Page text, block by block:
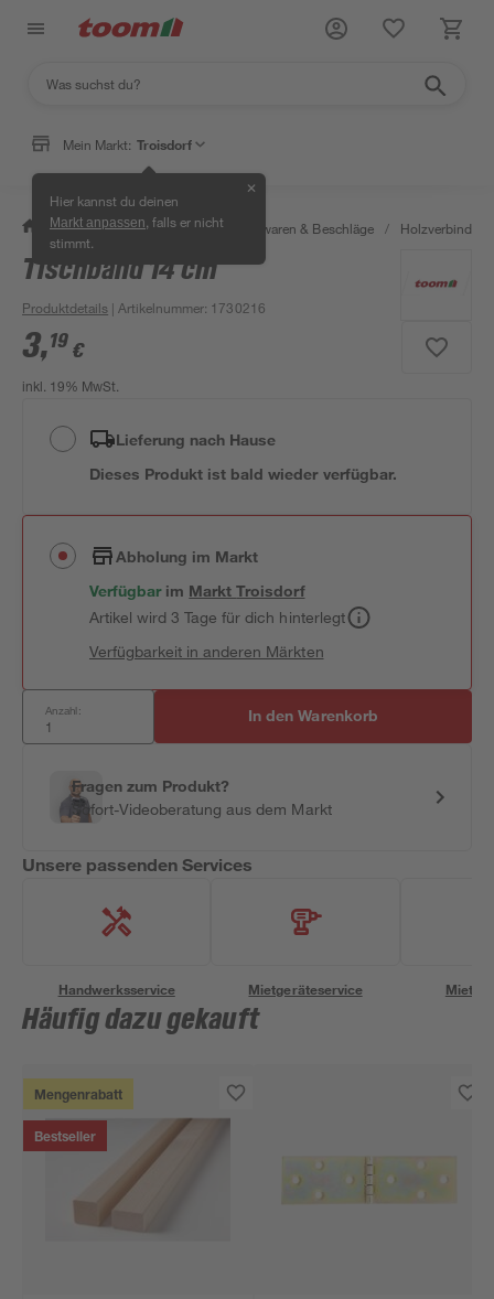
Mein Markt: Troisdorf
Hier kannst du deinen
Markt anpassen , falls er nicht
stimmt.
✕
/ Werkstatt & Maschinen / Eisenwaren & Beschläge / Holzverbinder
Tischband 14 cm
Produktdetails | Artikelnummer: 1730216
3,19 €
inkl. 19% MwSt.
Lieferung nach Hause
Dieses Produkt ist bald wieder verfügbar.
Abholung im Markt
Verfügbar im MarktTroisdorf
Artikel wird 3 Tage für dich hinterlegt
Verfügbarkeit in anderen Märkten
Anzahl: In den Warenkorb
Fragen zum Produkt?
Sofort-Videoberatung aus dem Markt
Unsere passenden Services
Handwerksservice Mietgeräteservice
Häufig dazu gekauft
Mengenrabatt
Bestseller